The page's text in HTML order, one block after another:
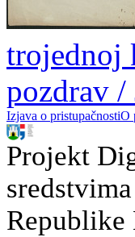
trojednoj
pozdrav /
Izjava o pristupačnostiO
Projekt
Republike